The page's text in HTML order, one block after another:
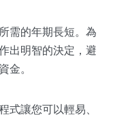
需的年期長短。為
出明智的決定，避
金。
式讓您可以輕易、